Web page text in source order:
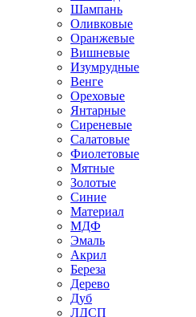
Шампань
Оливковые
Оранжевые
Вишневые
Изумрудные
Венге
Ореховые
Янтарные
Сиреневые
Салатовые
Фиолетовые
Мятные
Золотые
Синие
Материал
МДФ
Эмаль
Акрил
Береза
Дерево
Дуб
ЛДСП